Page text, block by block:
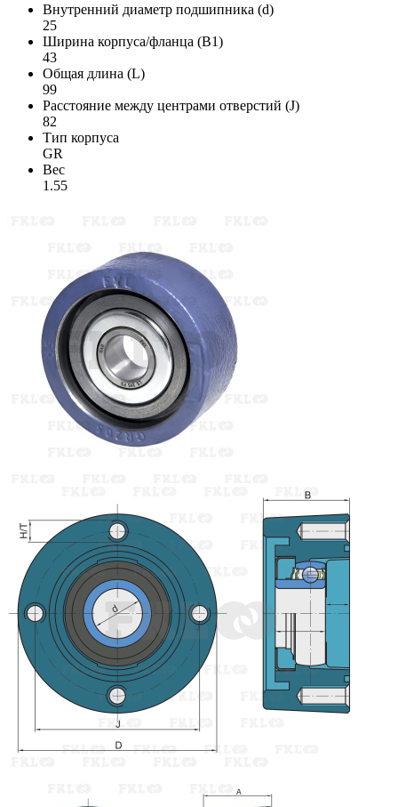
Внутренний диаметр подшипника (d)
25
Ширина корпуса/фланца (B1)
43
Общая длина (L)
99
Расстояние между центрами отверстий (J)
82
Тип корпуса
GR
Вес
1.55